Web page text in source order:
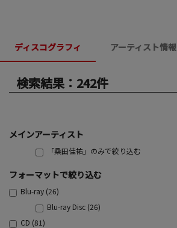
ディスコグラフィ アーティスト情報
検索結果：242件
メインアーティスト
「桑田佳祐」のみで絞り込む
フォーマットで絞り込む
Blu-ray (26)
Blu-ray Disc (26)
CD (81)